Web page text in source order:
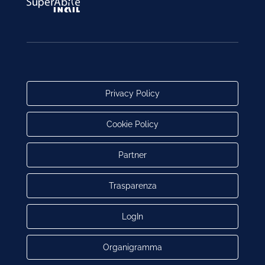
Privacy Policy
Cookie Policy
Partner
Trasparenza
LogIn
Organigramma